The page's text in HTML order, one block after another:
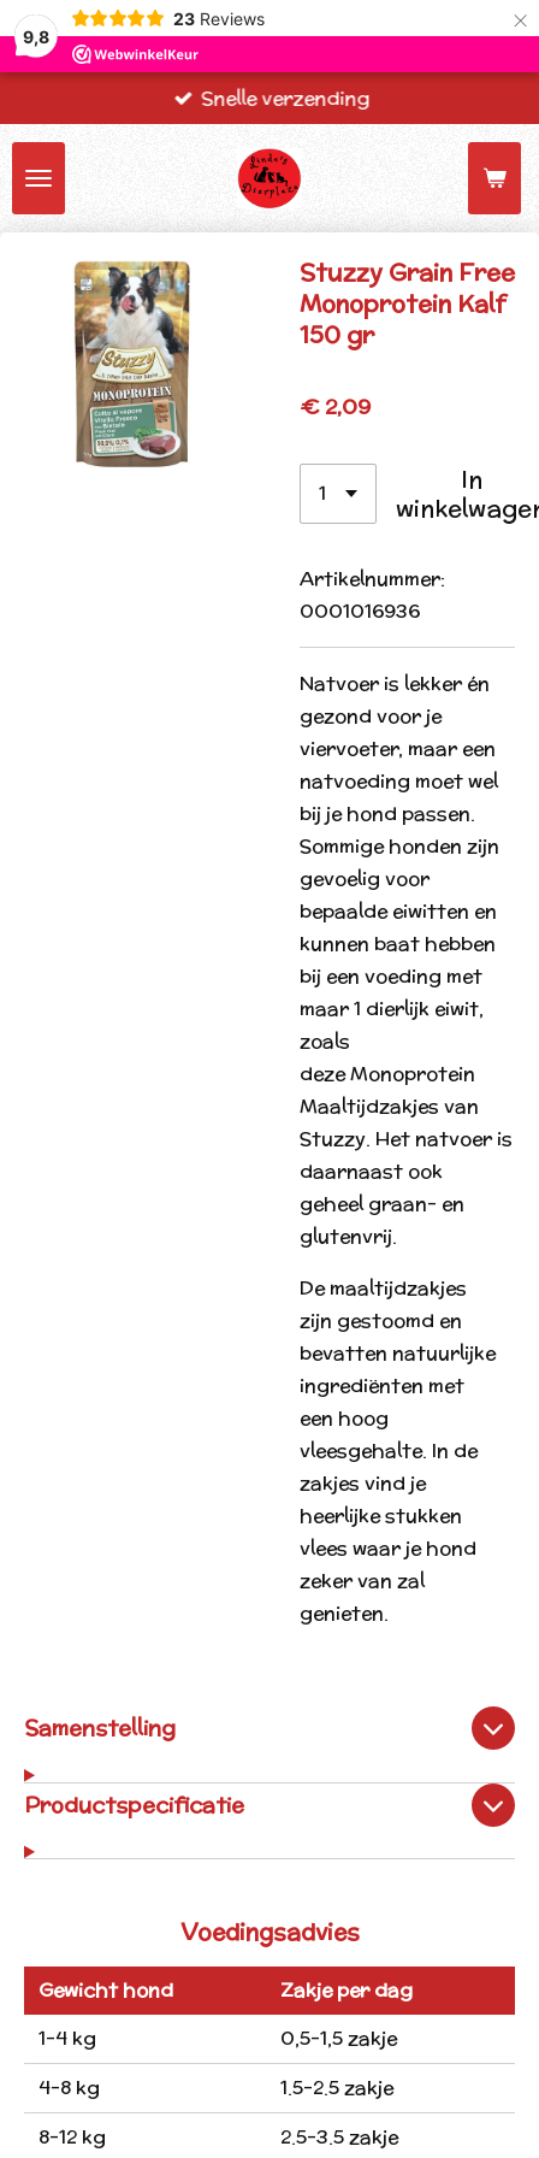
9,8
23 Reviews ×
Snelle verzending
Stuzzy Grain Free
Monoprotein Kalf
150 gr
€ 2,09
In
Artikelnummer:
0001016936
Natvoer is lekker én
gezond voor je
viervoeter, maar een
natvoeding moet wel
bij je hond passen.
Sommige honden zijn
gevoelig voor
bepaalde eiwitten en
kunnen baat hebben
bij een voeding met
maar 1 dierlijk eiwit,
zoals
deze Monoprotein
Maaltijdzakjes van
Stuzzy. Het natvoer is
daarnaast ook
geheel graan- en
glutenvrij.
De maaltijdzakjes
zijn gestoomd en
bevatten natuurlijke
ingrediënten met
een hoog
vleesgehalte. In de
zakjes vind je
heerlijke stukken
vlees waar je hond
zeker van zal
genieten.
Samenstelling
Productspecificatie
Voedingsadvies
Gewicht hond
Zakje per dag
1-4 kg
0,5-1,5 zakje
4-8 kg
1.5-2.5 zakje
8-12 kg
2.5-3.5 zakje